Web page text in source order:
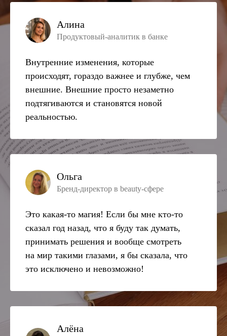
Алина
Продуктовый-аналитик в банке
Внутренние изменения, которые
происходят, гораздо важнее и глубже, чем
внешние. Внешние просто незаметно
подтягиваются и становятся новой
реальностью.
Ольга
Бренд-директор в beauty-сфере
Это какая-то магия! Если бы мне кто-то
сказал год назад, что я буду так думать,
принимать решения и вообще смотреть
на мир такими глазами, я бы сказала, что
это исключено и невозможно!
Алёна